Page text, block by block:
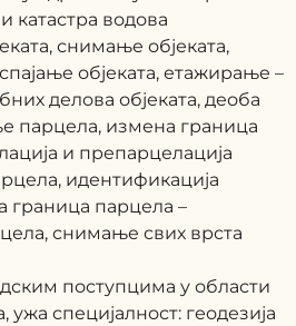
катастра водова
снимање објеката,
објеката, етажирање –
делова објеката, деоба
парцела, измена граница
и препарцелација
идентификација
граница парцела –
снимање свих врста
поступцима у области
ужа специјалност: геодезија